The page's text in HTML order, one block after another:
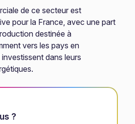
de ce secteur est
pour la France, avec une part
destinée à
vers les pays en
dans leurs
?